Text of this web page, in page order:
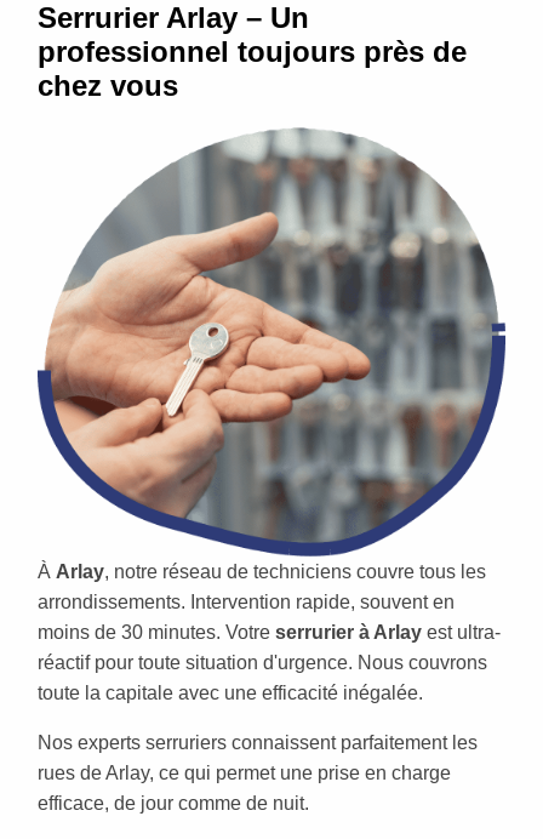
Serrurier Arlay – Un
professionnel toujours près de
chez vous
À Arlay, notre réseau de techniciens couvre tous les
arrondissements. Intervention rapide, souvent en
moins de 30 minutes. Votre serrurier à Arlay est ultra-
réactif pour toute situation d'urgence. Nous couvrons
toute la capitale avec une efficacité inégalée.
Nos experts serruriers connaissent parfaitement les
rues de Arlay, ce qui permet une prise en charge
efficace, de jour comme de nuit.